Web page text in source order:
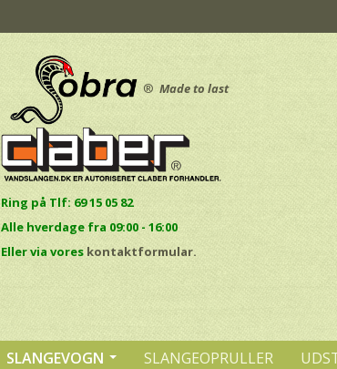
® Made to last
Ring på Tlf: 69 15 05 82
Alle hverdage fra 09:00 - 16:00
Eller via vores kontaktformular.
SLANGEVOGN SLANGEOPRULLER